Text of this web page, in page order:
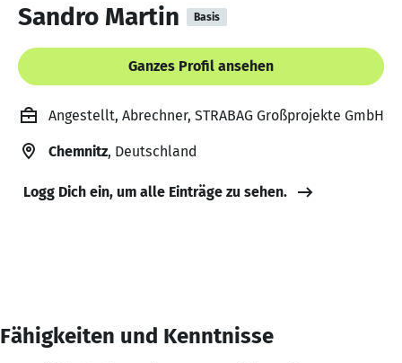
Sandro Martin Basis
Ganzes Profil ansehen
Angestellt, Abrechner, STRABAG Großprojekte GmbH
Chemnitz, Deutschland
Logg Dich ein, um alle Einträge zu sehen.
Fähigkeiten und Kenntnisse